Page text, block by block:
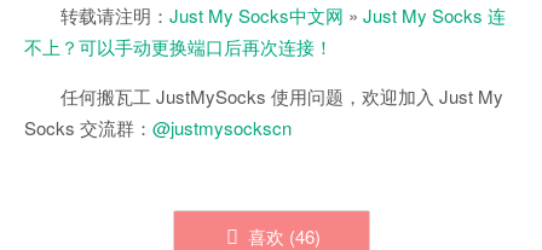
转载请注明： Just My Socks中文网 » Just My Socks 连
不上？可以手动更换端口后再次连接！
任何搬瓦工 JustMySocks 使用问题，欢迎加入 Just My
Socks 交流群： @justmysockscn
喜欢 (46)